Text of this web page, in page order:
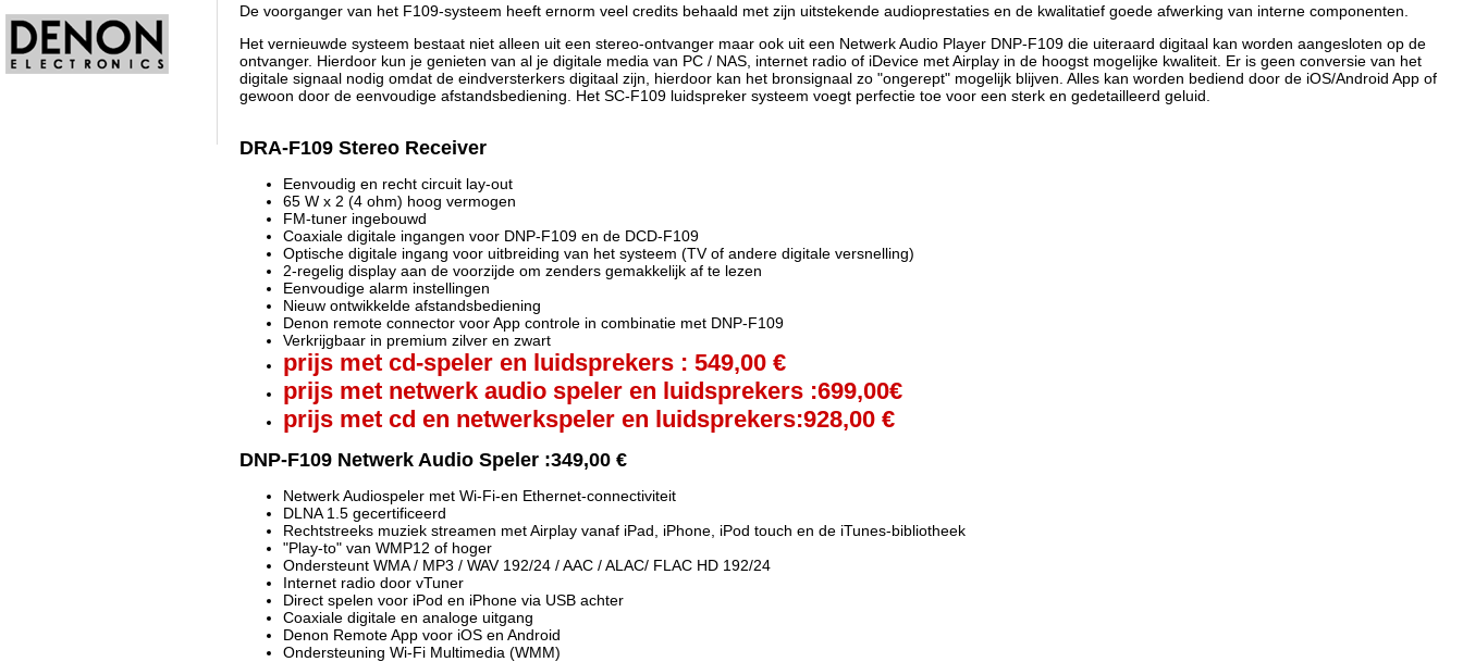
De voorganger van het F109-systeem heeft ernorm veel credits behaald met zijn uitstekende audioprestaties en de kwalitatief goede afwerking van interne componenten.
Het vernieuwde systeem bestaat niet alleen uit een stereo-ontvanger maar ook uit een Netwerk Audio Player DNP-F109 die uiteraard digitaal kan worden aangesloten op de
ontvanger. Hierdoor kun je genieten van al je digitale media van PC / NAS, internet radio of iDevice met Airplay in de hoogst mogelijke kwaliteit. Er is geen conversie van het
digitale signaal nodig omdat de eindversterkers digitaal zijn, hierdoor kan het bronsignaal zo "ongerept" mogelijk blijven. Alles kan worden bediend door de iOS/Android App of
gewoon door de eenvoudige afstandsbediening. Het SC-F109 luidspreker systeem voegt perfectie toe voor een sterk en gedetailleerd geluid.
DRA-F109 Stereo Receiver
Eenvoudig en recht circuit lay-out
65 W x 2 (4 ohm) hoog vermogen
FM-tuner ingebouwd
Coaxiale digitale ingangen voor DNP-F109 en de DCD-F109
Optische digitale ingang voor uitbreiding van het systeem (TV of andere digitale versnelling)
2-regelig display aan de voorzijde om zenders gemakkelijk af te lezen
Eenvoudige alarm instellingen
Nieuw ontwikkelde afstandsbediening
Denon remote connector voor App controle in combinatie met DNP-F109
Verkrijgbaar in premium zilver en zwart
prijs met cd-speler en luidsprekers : 549,00 €
prijs met netwerk audio speler en luidsprekers :699,00€
prijs met cd en netwerkspeler en luidsprekers:928,00 €
DNP-F109 Netwerk Audio Speler :349,00 €
Netwerk Audiospeler met Wi-Fi-en Ethernet-connectiviteit
DLNA 1.5 gecertificeerd
Rechtstreeks muziek streamen met Airplay vanaf iPad, iPhone, iPod touch en de iTunes-bibliotheek
"Play-to" van WMP12 of hoger
Ondersteunt WMA / MP3 / WAV 192/24 / AAC / ALAC/ FLAC HD 192/24
Internet radio door vTuner
Direct spelen voor iPod en iPhone via USB achter
Coaxiale digitale en analoge uitgang
Denon Remote App voor iOS en Android
Ondersteuning Wi-Fi Multimedia (WMM)